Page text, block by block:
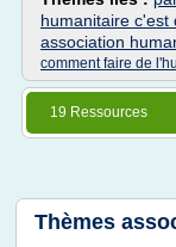
humanitaire c'est
association
comment faire de
19 Ressources
Thèmes